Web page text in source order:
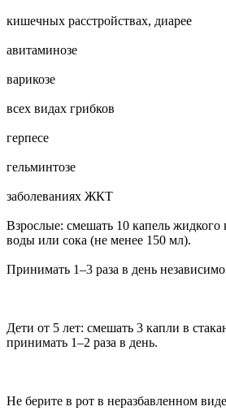
кишечных расстройствах, диарее
авитаминозе
варикозе
всех видах грибков
герпесе
гельминтозе
заболеваниях ЖКТ
Взрослые: смешать 10 капель жидкого
воды или сока (не менее 150 мл).
Принимать 1–3 раза в день
Дети от 5 лет: смешать 3 капли в
принимать 1–2 раза в день.
Не берите в рот в неразбавленном